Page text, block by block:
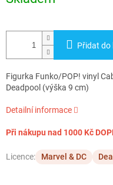
Přidat do
Figurka Funko/POP! vinyl
Deadpool (výška 9 cm)
Detailní informace
Při nákupu nad 1000 Kč
Licence: Marvel & DC